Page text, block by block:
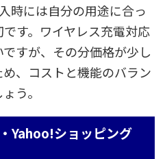
時には自分の用途に合っ
す。ワイヤレス充電対応
すが、その分価格が少し
、コストと機能のバラン
う。
Yahoo!ショッピング